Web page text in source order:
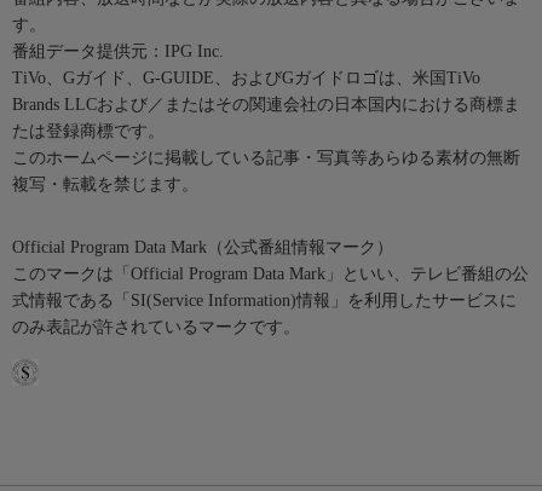
す。
番組データ提供元：IPG Inc.
TiVo、Gガイド、G-GUIDE、およびGガイドロゴは、米国TiVo
Brands LLCおよび／またはその関連会社の日本国内における商標ま
たは登録商標です。
このホームページに掲載している記事・写真等あらゆる素材の無断
複写・転載を禁じます。
Official Program Data Mark（公式番組情報マーク）
このマークは「Official Program Data Mark」といい、テレビ番組の公
式情報である「SI(Service Information)情報」を利用したサービスに
のみ表記が許されているマークです。